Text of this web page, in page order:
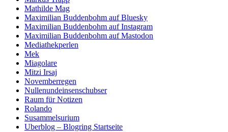
Mathilde Mag
Maximilian Buddenbohm auf Bluesky
Maximilian Buddenbohm auf Instagram
Maximilian Buddenbohm auf Mastodon
Mediathekperlen
Mek
Miagolare
Mitzi Irsaj
Novemberregen
Nullenundeinsenschubser
Raum für Notizen
Rolando
Susammelsurium
Uberblog – Blogring Startseite